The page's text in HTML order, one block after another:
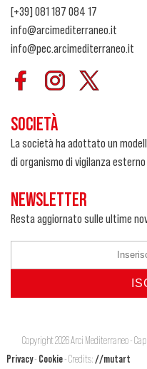
[+39] 081 187 084 17
info@arcimediterraneo.it
info@pec.arcimediterraneo.it
SOCIETÀ
La società ha adottato un
di organismo di vigilanza
NEWSLETTER
Resta aggiornato sulle ultime
Copyright 2026 Arci Mediterraneo -
Privacy- Cookie- Credits: //mutart